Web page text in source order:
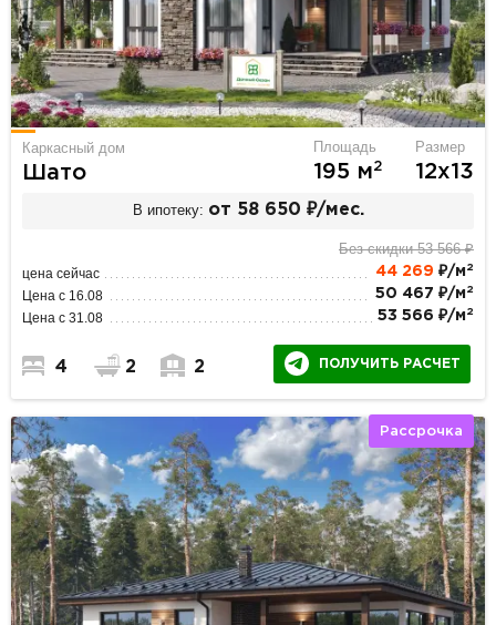
Каркасный дом
Шато
Площадь
195 м2
Размер
12х13
В ипотеку: от 58 650 ₽/мес.
Без скидки 53 566 ₽
цена сейчас 44 269 ₽/м 2
Цена с 16.08 50 467 ₽/м 2
Цена с 31.08 53 566 ₽/м 2
4 2 2 ПОЛУЧИТЬ РАСЧЕТ
Рассрочка